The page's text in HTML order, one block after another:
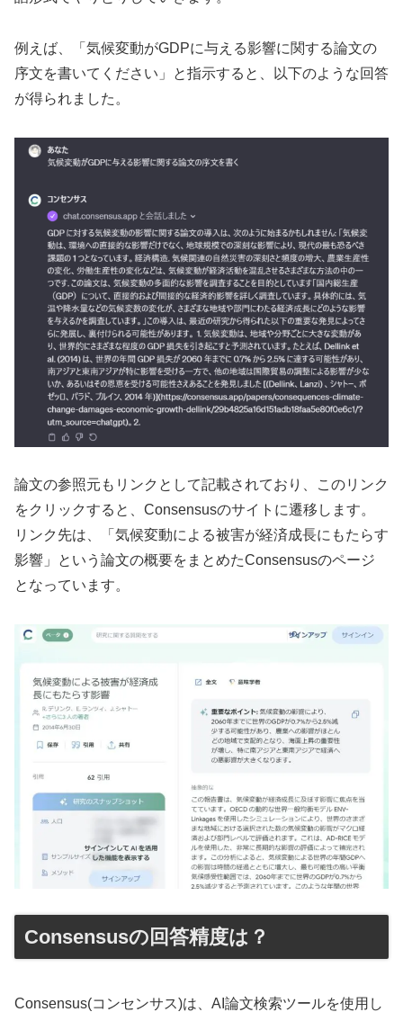
例えば、「気候変動がGDPに与える影響に関する論文の
序文を書いてください」と指示すると、以下のような回答
が得られました。
論文の参照元もリンクとして記載されており、このリンク
をクリックすると、Consensusのサイトに遷移します。
リンク先は、「気候変動による被害が経済成長にもたらす
影響」という論文の概要をまとめたConsensusのページ
となっています。
Consensusの回答精度は？
Consensus(コンセンサス)は、AI論文検索ツールを使用し